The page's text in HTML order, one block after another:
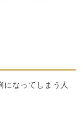
になってしまう人